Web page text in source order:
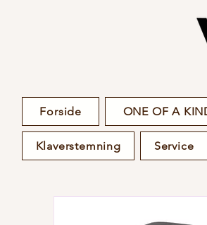
Forside ONE OF A
Klaverstemning Service